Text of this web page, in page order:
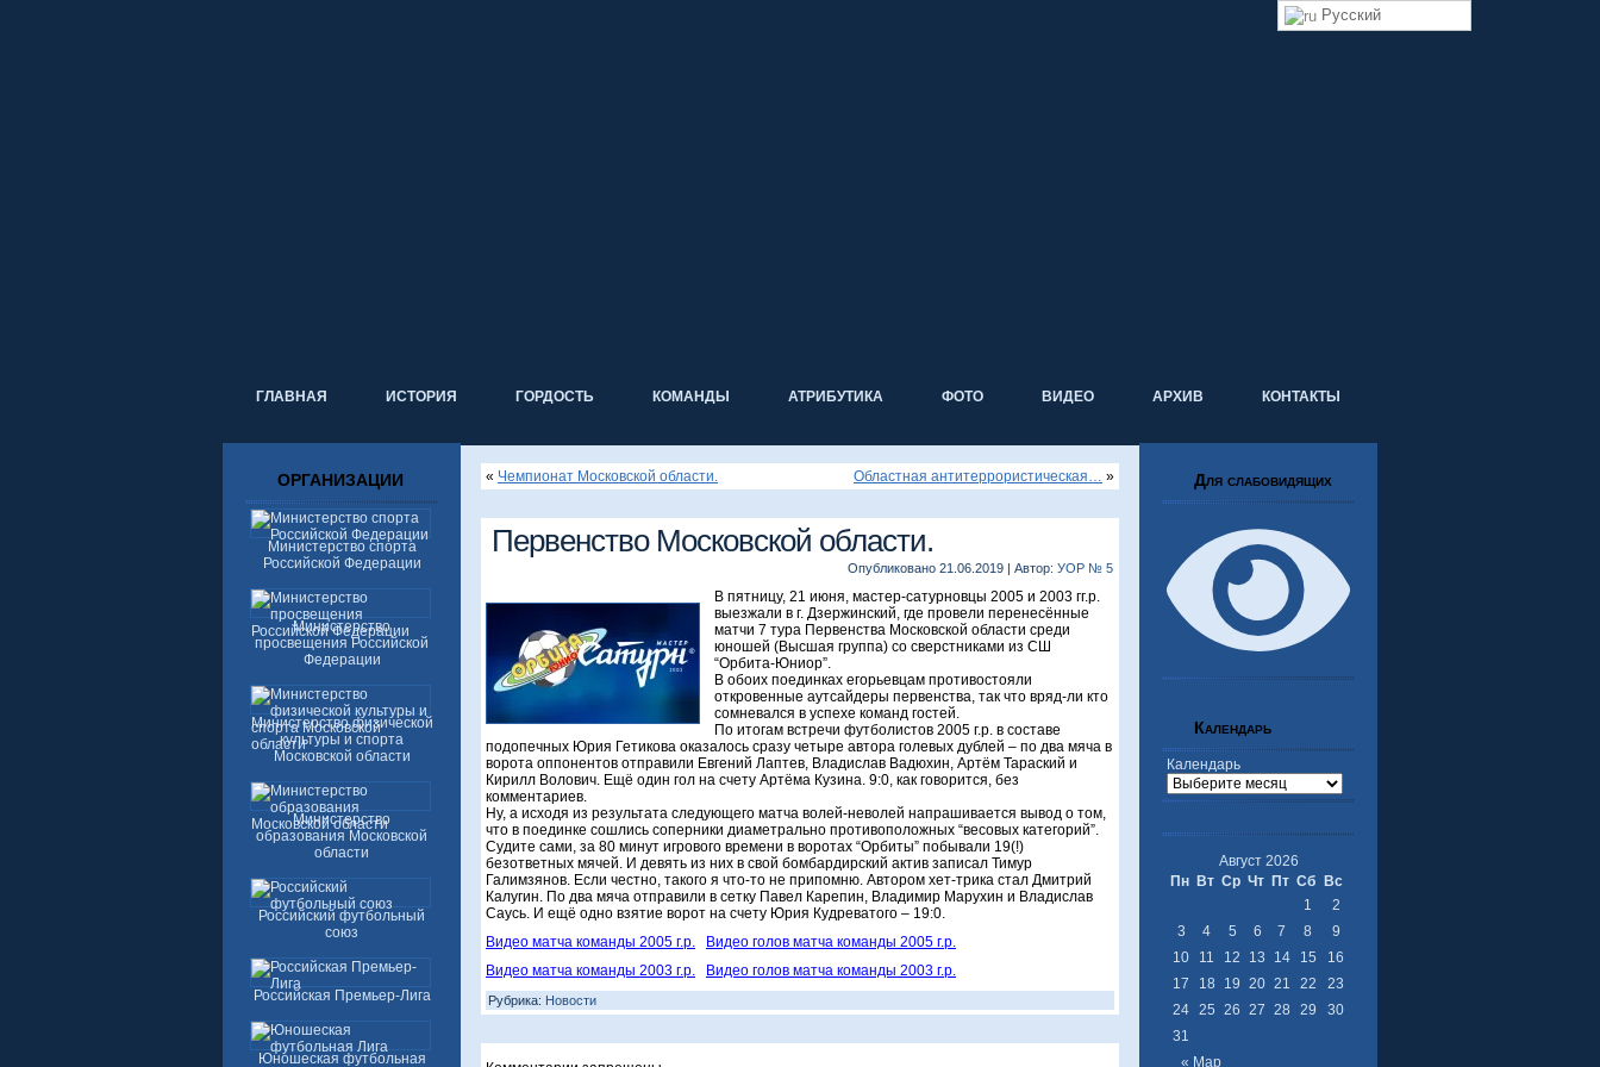
ГЛАВНАЯ ИСТОРИЯ ГОРДОСТЬ КОМАНДЫ АТРИБУТИКА ФОТО ВИДЕО АРХИВ КОНТАКТЫ
ОРГАНИЗАЦИИ
Министерство спорта
Российской Федерации
Министерство
просвещения Российской
Федерации
Министерство физической
культуры и спорта
Московской области
Министерство
образования Московской
области
Российский футбольный
союз
Российская Премьер-Лига
Юношеская футбольная
« Чемпионат Московской области. Областная антитеррористическая… »
Первенство Московской области.
Опубликовано 21.06.2019 | Автор: УОР № 5
В пятницу, 21 июня, мастер-сатурновцы 2005 и 2003 гг.р.
выезжали в г. Дзержинский, где провели перенесённые
матчи 7 тура Первенства Московской области среди
юношей (Высшая группа) со сверстниками из СШ
“Орбита-Юниор”.
В обоих поединках егорьевцам противостояли
откровенные аутсайдеры первенства, так что вряд-ли кто
сомневался в успехе команд гостей.
По итогам встречи футболистов 2005 г.р. в составе
подопечных Юрия Гетикова оказалось сразу четыре автора голевых дублей – по два мяча в
ворота оппонентов отправили Евгений Лаптев, Владислав Вадюхин, Артём Тараский и
Кирилл Волович. Ещё один гол на счету Артёма Кузина. 9:0, как говорится, без
комментариев.
Ну, а исходя из результата следующего матча волей-неволей напрашивается вывод о том,
что в поединке сошлись соперники диаметрально противоположных “весовых категорий”.
Судите сами, за 80 минут игрового времени в воротах “Орбиты” побывали 19(!)
безответных мячей. И девять из них в свой бомбардирский актив записал Тимур
Галимзянов. Если честно, такого я что-то не припомню. Автором хет-трика стал Дмитрий
Калугин. По два мяча отправили в сетку Павел Карепин, Владимир Марухин и Владислав
Саусь. И ещё одно взятие ворот на счету Юрия Кудреватого – 19:0.
Видео матча команды 2005 г.р.
Видео голов матча команды 2005 г.р.
Видео матча команды 2003 г.р.
Видео голов матча команды 2003 г.р.
Рубрика: Новости
Для слабовидящих
Календарь
Календарь
Август 2026
Пн Вт Ср Чт Пт Сб Вс
« Мар
1
2
3
4 5 6 7 8
9
10
11 12 13 14 15
16
17
18 19 20 21 22
23
24 25 26 27 28 29
30
31
Русский